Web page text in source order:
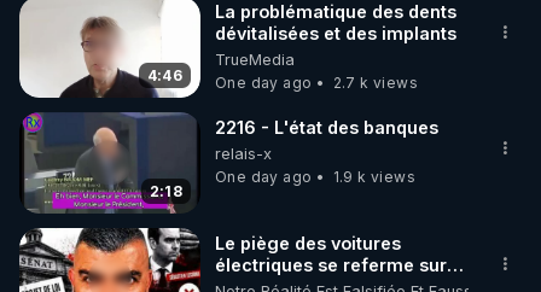
4:46
La problématique des dents
dévitalisées et des implants
TrueMedia
One day ago
2.7 k views
2:18
2216 - L'état des banques
relais-x
One day ago
1.9 k views
Le piège des voitures
électriques se referme sur
les usagers !